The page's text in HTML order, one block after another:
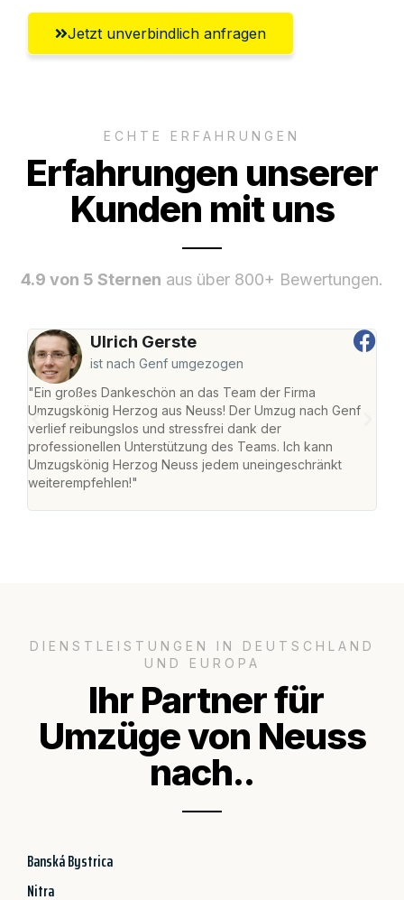
Jetzt unverbindlich anfragen
ECHTE ERFAHRUNGEN
Erfahrungen unserer
Kunden mit uns
4.9 von 5 Sternen aus über 800+ Bewertungen.
Ulrich Gerste
ist nach Genf umgezogen
"Ein großes Dankeschön an das Team der Firma
Umzugskönig Herzog aus Neuss! Der Umzug nach Genf
verlief reibungslos und stressfrei dank der
professionellen Unterstützung des Teams. Ich kann
Umzugskönig Herzog Neuss jedem uneingeschränkt
weiterempfehlen!"
DIENSTLEISTUNGEN IN DEUTSCHLAND
UND EUROPA
Ihr Partner für
Umzüge von Neuss
nach..
Banská Bystrica
Nitra